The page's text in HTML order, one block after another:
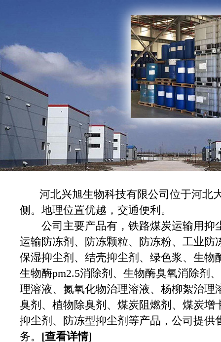
河北兴旭生物科技有限公司位于河北
侧。地理位置优越，交通便利。
公司主要产品有，铁路煤炭运输用抑
运输防冻剂、防冻颗粒、防冻粉、工业防
保湿抑尘剂、结壳抑尘剂、绿色浆、生物
生物酶pm2.5消除剂、生物酶臭氧消除剂
理溶液、氮氧化物治理溶液、杨柳絮治理
臭剂、植物除臭剂、煤炭阻燃剂、煤炭增
抑尘剂、防冻型抑尘剂等产品，公司提供
务。 [查看详情]